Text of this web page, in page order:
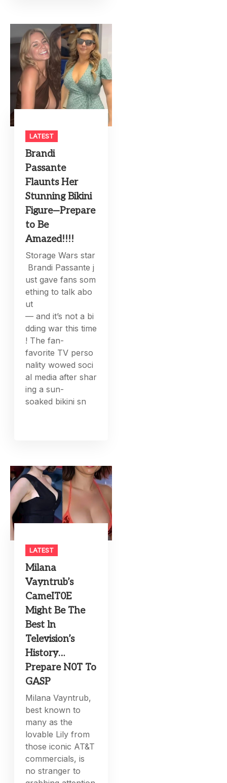
LATEST
Brandi
Passante
Flaunts Her
Stunning Bikini
Figure—Prepare
to Be
Amazed!!!!
Storage Wars star
Brandi Passante j
ust gave fans som
ething to talk abo
ut
— and it’s not a bi
dding war this time
! The fan-
favorite TV perso
nality wowed soci
al media after shar
ing a sun-
soaked bikini sn
LATEST
Milana
Vayntrub’s
CameIT0E
Might Be The
Best ln
Television’s
History…
Prepare N0T To
GASP
Milana Vayntrub,
best known to
many as the
lovable Lily from
those iconic AT&T
commercials, is
no stranger to